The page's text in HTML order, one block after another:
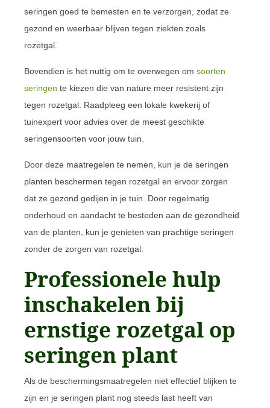
seringen goed te bemesten en te verzorgen, zodat ze
gezond en weerbaar blijven tegen ziekten zoals
rozetgal.
Bovendien is het nuttig om te overwegen om soorten
seringen te kiezen die van nature meer resistent zijn
tegen rozetgal. Raadpleeg een lokale kwekerij of
tuinexpert voor advies over de meest geschikte
seringensoorten voor jouw tuin.
Door deze maatregelen te nemen, kun je de seringen
planten beschermen tegen rozetgal en ervoor zorgen
dat ze gezond gedijen in je tuin. Door regelmatig
onderhoud en aandacht te besteden aan de gezondheid
van de planten, kun je genieten van prachtige seringen
zonder de zorgen van rozetgal.
Professionele hulp
inschakelen bij
ernstige rozetgal op
seringen plant
Als de beschermingsmaatregelen niet effectief blijken te
zijn en je seringen plant nog steeds last heeft van